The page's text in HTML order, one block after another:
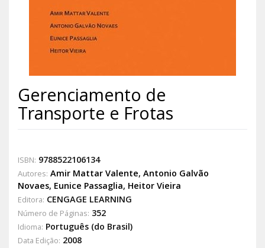
Gerenciamento de
Transporte e Frotas
ISBN: 9788522106134
Autores: Amir Mattar Valente, Antonio Galvão
Novaes, Eunice Passaglia, Heitor Vieira
Editora: CENGAGE LEARNING
Número de Páginas: 352
Idioma: Português (do Brasil)
Data Edição: 2008